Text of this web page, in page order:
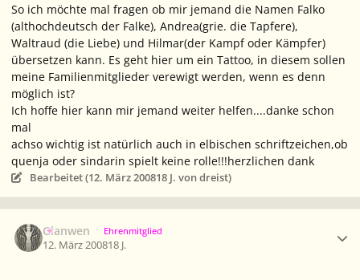
So ich möchte mal fragen ob mir jemand die Namen Falko
(althochdeutsch der Falke), Andrea(grie. die Tapfere),
Waltraud (die Liebe) und Hilmar(der Kampf oder Kämpfer)
übersetzen kann. Es geht hier um ein Tattoo, in diesem sollen
meine Familienmitglieder verewigt werden, wenn es denn
möglich ist?
Ich hoffe hier kann mir jemand weiter helfen....danke schon
mal
achso wichtig ist natürlich auch in elbischen schriftzeichen,ob
quenja oder sindarin spielt keine rolle!!!herzlichen dank
Bearbeitet (12. März 200818 J. von dreist)
Glanwen Ehrenmitglied
12. März 200818 J.